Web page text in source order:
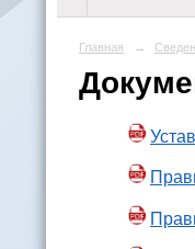
Главная →